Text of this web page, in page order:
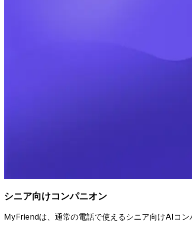
シニア向けコンパニオン
MyFriendは、通常の電話で使えるシニア向けAIコ